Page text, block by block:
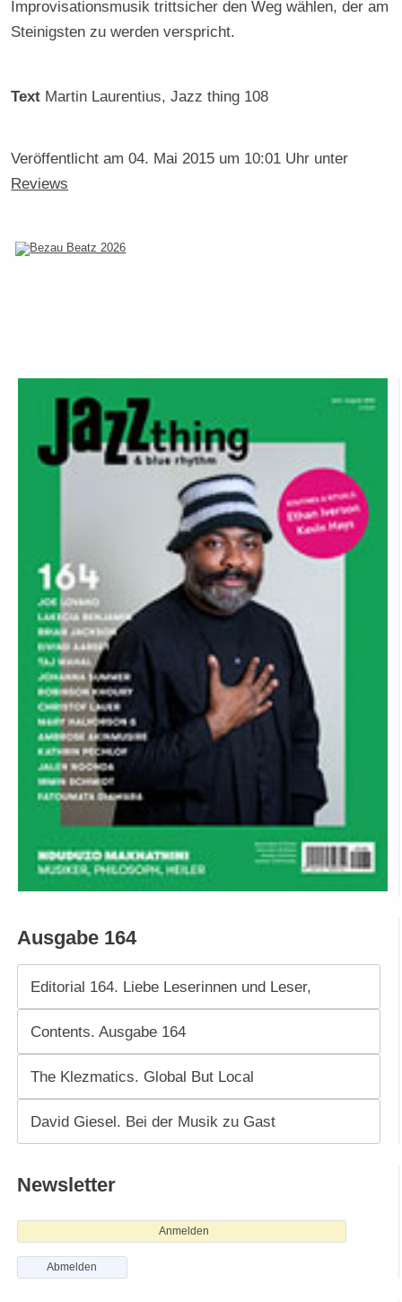
Improvisationsmusik trittsicher den Weg wählen, der am
Steinigsten zu werden verspricht.
Text Martin Laurentius, Jazz thing 108
Veröffentlicht am04. Mai 2015 um 10:01 Uhr unter
Reviews
Ausgabe 164
Editorial 164. Liebe Leserinnen und Leser,
Contents. Ausgabe 164
The Klezmatics. Global But Local
David Giesel. Bei der Musik zu Gast
Newsletter
Anmelden
Abmelden